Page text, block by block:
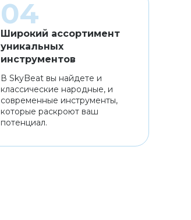
Широкий ассортимент
уникальных
инструментов
В SkyBeat вы найдете и
классические народные, и
современные инструменты,
которые раскроют ваш
потенциал.